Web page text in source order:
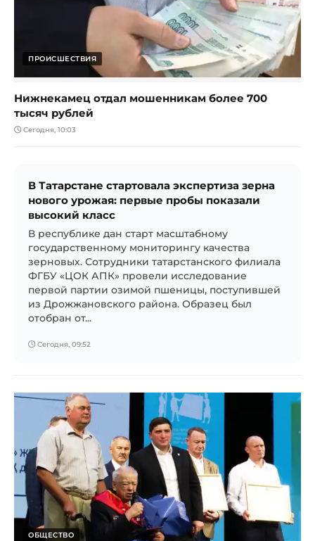
ПРОИСШЕСТВИЯ
Нижнекамец отдал мошенникам более 700
тысяч рублей
Сегодня, 10:03
В Татарстане стартовала экспертиза зерна
нового урожая: первые пробы показали
высокий класс
В республике дан старт масштабному
государственному мониторингу качества
зерновых. Сотрудники татарстанского филиала
ФГБУ «ЦОК АПК» провели исследование
первой партии озимой пшеницы, поступившей
из Дрожжановского района. Образец был
отобран от...
Сегодня, 09:52
ОБЩЕСТВО